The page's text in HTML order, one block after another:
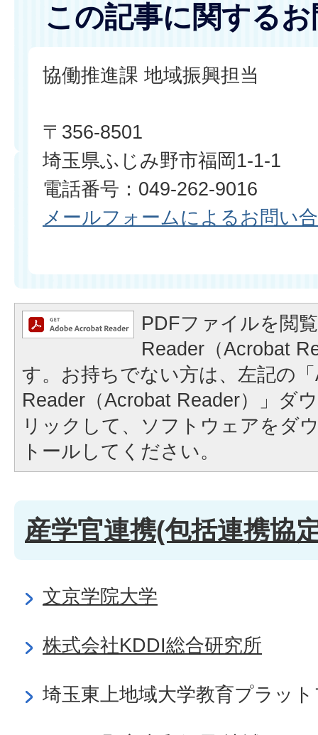
この記事に関する
協働推進課 地域振興担当
〒356-8501
埼玉県ふじみ野市福岡1-1-1
電話番号：049-262-9016
メールフォームによるお問い
PDFファイルを閲
Reader（Acrobat
す。お持ちでない方は、左記の
Reader（Acrobat Reader）」ダ
リックして、ソフトウェアをダ
トールしてください。
産学官連携(包括連携協
文京学院大学
株式会社KDDI総合研究所
埼玉東上地域大学教育プラッ